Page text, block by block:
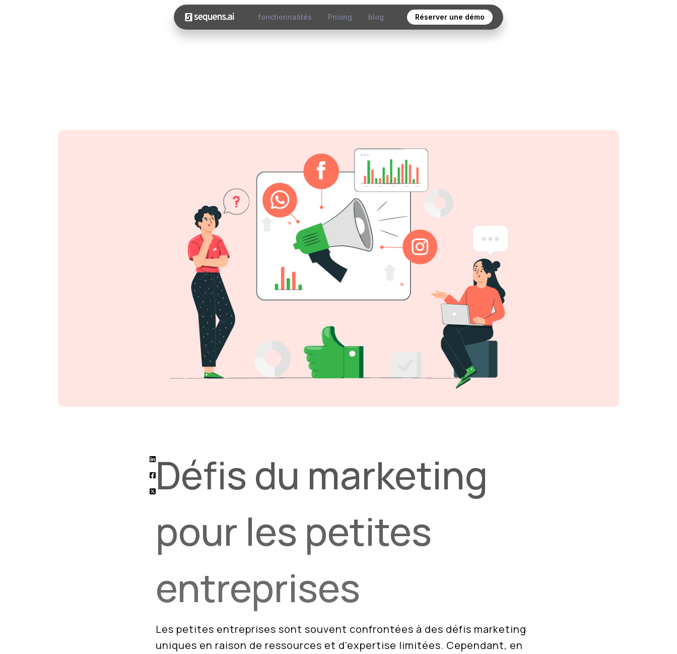
fonctionnalités Pricing blog Réserver une démo
Défis du marketing
pour les petites
entreprises
Les petites entreprises sont souvent confrontées à des défis marketing
uniques en raison de ressources et d'expertise limitées. Cependant, en